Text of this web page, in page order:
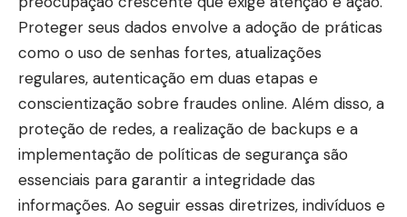
Proteger seus dados envolve a adoção de práticas
como o uso de senhas fortes, atualizações
regulares, autenticação em duas etapas e
conscientização sobre fraudes online. Além disso, a
proteção de redes, a realização de backups e a
implementação de políticas de segurança são
essenciais para garantir a integridade das
informações. Ao seguir essas diretrizes, indivíduos e